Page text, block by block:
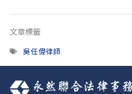
文章標籤
吳任偉律師